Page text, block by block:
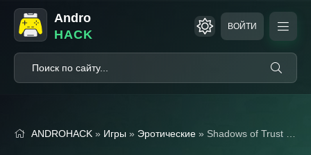
Andro
HACK
ВОЙТИ
ANDROHACK » Игры » Эротические » Shadows of Trust (18+)